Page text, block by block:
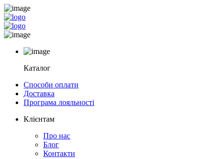
Каталог
Способи оплати
Доставка
Програма лояльності
Клієнтам
Про нас
Блог
Контакти